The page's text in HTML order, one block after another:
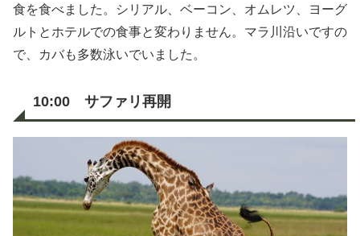
食を食べました。シリアル、ベーコン、オムレツ、ヨーグ
ルトとホテルでの食事と変わりません。マラ川沿いですの
で、カバも多数泳いでいました。
10:00 サファリ再開